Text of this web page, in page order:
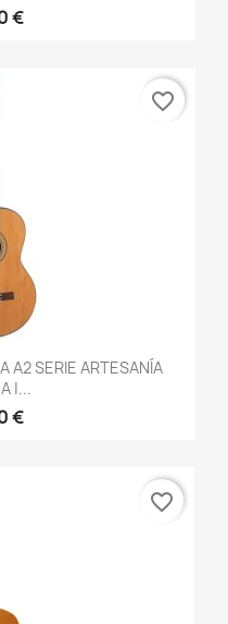
€
A2 SERIE ARTESANÍA
|...
€
favorite_border
favorite_border